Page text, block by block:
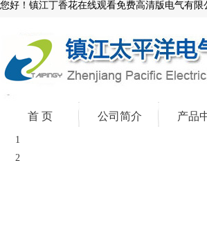
您好！镇江丁香花在线观看免费高清版电气有限
首 页 公司简介 产品
1
2